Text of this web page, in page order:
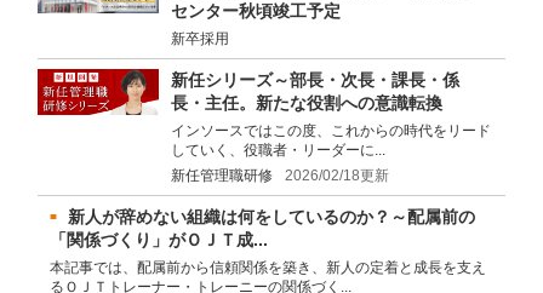
センター秋頃竣工予定
新卒採用
新任シリーズ～部長・次長・課長・係
長・主任。新たな役割への意識転換
インソースではこの度、これからの時代をリード
していく、役職者・リーダーに...
新任管理職研修
2026/02/18更新
新人が辞めない組織は何をしているのか？～配属前の
「関係づくり」がＯＪＴ成...
本記事では、配属前から信頼関係を築き、新人の定着と成長を支え
るＯＪＴトレーナー・トレーニーの関係づく...